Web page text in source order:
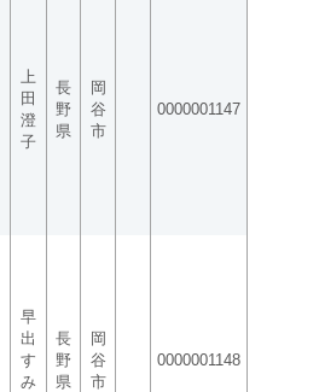
上
田
澄
子
長
野
県
岡
谷
市
0000001147
早
出
す
み
長
野
県
岡
谷
市
0000001148